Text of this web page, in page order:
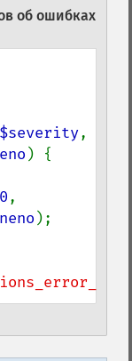
об ошибках
$severity
) {
0
);